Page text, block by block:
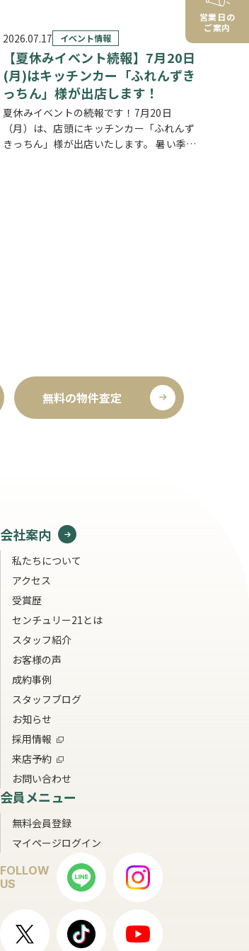
2026.07.17 イベント情報
【夏休みイベント続報】7月20日
(月)はキッチンカー「ふれんずき
っちん」様が出店します！
夏休みイベントの続報です！7月20日
（月）は、店頭にキッチンカー「ふれんず
きっちん」様が出店いたします。 暑い季節
無料の物件査定
会社案内
私たちについて
アクセス
受賞歴
センチュリー21とは
スタッフ紹介
お客様の声
成約事例
スタッフブログ
お知らせ
採用情報
来店予約
お問い合わせ
会員メニュー
無料会員登録
マイページログイン
FOLLOW
US
営業日の
ご案内